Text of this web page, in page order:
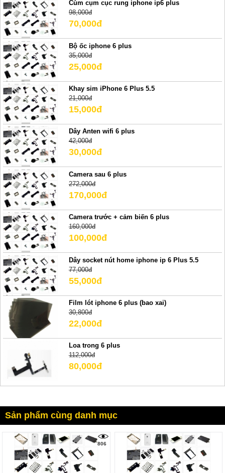
Cùm cụm cục rung iphone ip6 plus
98,000đ
70,000đ
Bộ ốc iphone 6 plus
35,000đ
25,000đ
Khay sim iPhone 6 Plus 5.5
21,000đ
15,000đ
Dây Anten wifi 6 plus
42,000đ
30,000đ
Camera sau 6 plus
272,000đ
170,000đ
Camera trước + cảm biến 6 plus
160,000đ
100,000đ
Dây socket nút home iphone ip 6 Plus 5.5
77,000đ
55,000đ
Film lót iphone 6 plus (bao xai)
30,800đ
22,000đ
Loa trong 6 plus
112,000đ
80,000đ
Sản phẩm cùng danh mục
806